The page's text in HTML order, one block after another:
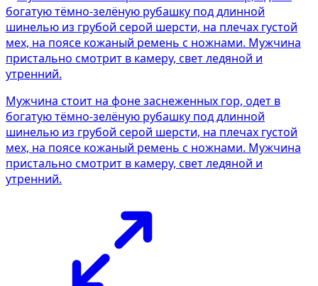
Мужчина стоит на фоне заснеженных гор, одет в
богатую тёмно-зелёную рубашку под длинной
шинелью из грубой серой шерсти, на плечах густой
мех, на поясе кожаный ремень с ножнами. Мужчина
пристально смотрит в камеру, свет ледяной и
утренний.